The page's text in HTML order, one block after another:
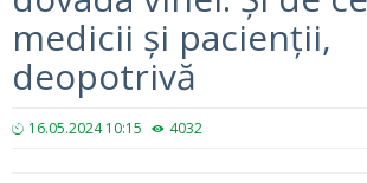
medicii și pacienții,
deopotrivă
16.05.2024 10:15 4032